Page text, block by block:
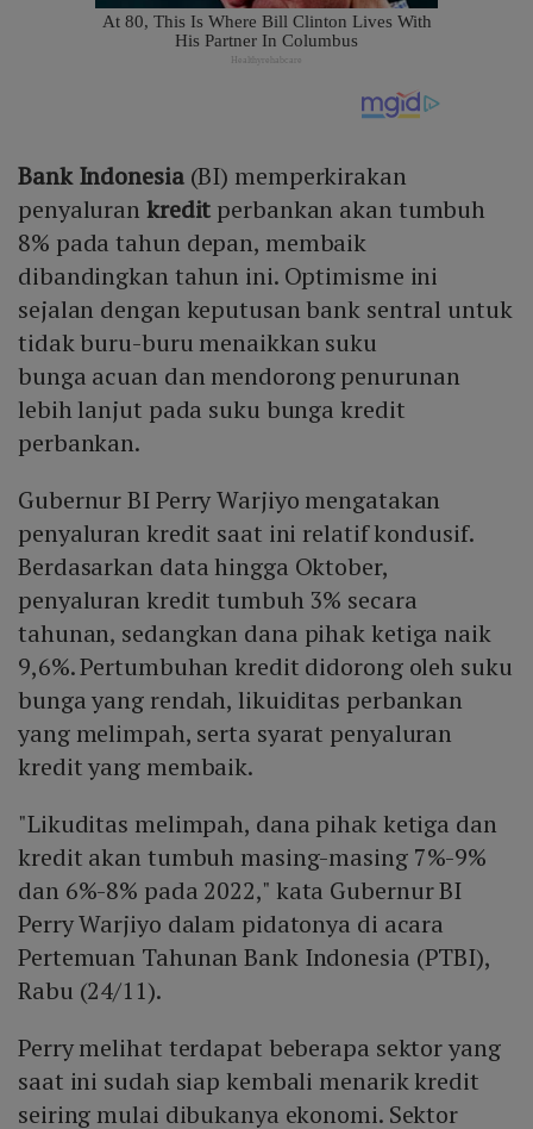
Bank Indonesia(BI) memperkirakan
penyaluran kredit perbankan akan tumbuh
8% pada tahun depan, membaik
dibandingkan tahun ini. Optimisme ini
sejalan dengan keputusan bank sentral untuk
tidak buru-buru menaikkan suku
bunga acuan dan mendorong penurunan
lebih lanjut pada suku bunga kredit
perbankan.
Gubernur BI Perry Warjiyo mengatakan
penyaluran kredit saat ini relatif kondusif.
Berdasarkan data hingga Oktober,
penyaluran kredit tumbuh 3% secara
tahunan, sedangkan dana pihak ketiga naik
9,6%. Pertumbuhan kredit didorong oleh suku
bunga yang rendah, likuiditas perbankan
yang melimpah, serta syarat penyaluran
kredit yang membaik.
"Likuditas melimpah, dana pihak ketiga dan
kredit akan tumbuh masing-masing 7%-9%
dan 6%-8% pada 2022," kata Gubernur BI
Perry Warjiyo dalam pidatonya di acara
Pertemuan Tahunan Bank Indonesia (PTBI),
Rabu (24/11).
Perry melihat terdapat beberapa sektor yang
saat ini sudah siap kembali menarik kredit
seiring mulai dibukanya ekonomi. Sektor